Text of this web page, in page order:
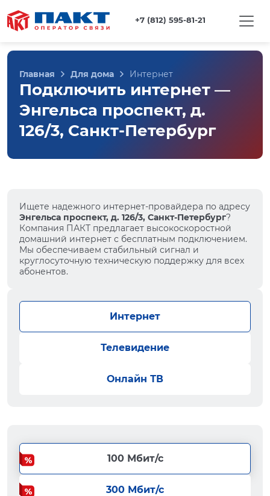
+7 (812) 595-81-21
Главная Для дома Интернет
Подключить интернет —
Энгельса проспект, д.
126/3, Санкт-Петербург
Ищете надежного интернет-провайдера по адресу
Энгельса проспект, д. 126/3, Санкт-Петербург?
Компания ПАКТ предлагает высокоскоростной
домашний интернет с бесплатным подключением.
Мы обеспечиваем стабильный сигнал и
круглосуточную техническую поддержку для всех
абонентов.
Интернет
Телевидение
Онлайн ТВ
100 Мбит/с
300 Мбит/с